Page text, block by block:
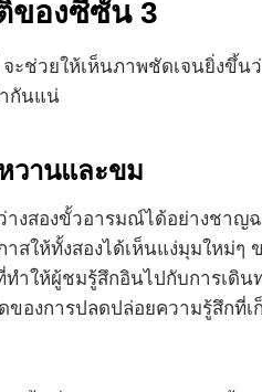
ของซีซั่น 3
ช่วยให้เห็นภาพชัดเจนยิ่งขึ้น
กันแน่
วานและขม
งสองขั้วอารมณ์ได้อย่างชา
าสให้ทั้งสองได้เห็นแง่มุมให
ำให้ผู้ชมรู้สึกอินไปกับการเดิ
ของการปลดปล่อยความรู้สึก